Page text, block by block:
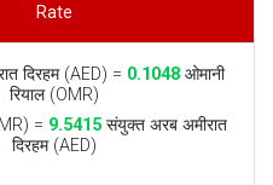
Rate
दिरहम (AED) = 0.1048 ओमानी
रियाल (OMR)
= 9.5415 संयुक्त अरब अमीरात
दिरहम (AED)